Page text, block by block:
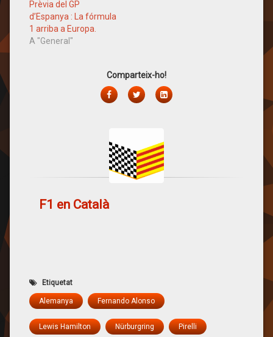
Prèvia del GP
d’Espanya : La fórmula
1 arriba a Europa.
A "General"
Comparteix-ho!
FacebookTwitterLinkedIn
F1 en Català
Etiquetat
Alemanya Fernando Alonso
Lewis Hamilton Nürburgring Pirelli